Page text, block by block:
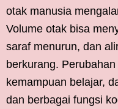
otak manusia
Volume otak bisa
saraf menurun, dan
berkurang.
kemampuan belajar,
dan berbagai fungsi